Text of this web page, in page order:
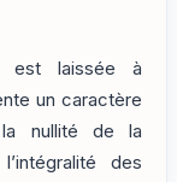
est laissée à
un caractère
nullité de la
des